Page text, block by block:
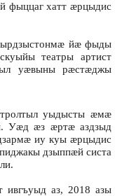
хатт æрцыдис
йæ фыды
театры артист
уæвыны рæстæджы
уыдысты æмæ
Уæд æз æртæ аздзыд
иу куы æрцыдис
дзыппæй систа
аз, 2018 азы